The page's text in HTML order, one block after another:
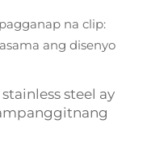
na clip:
ang disenyo
steel ay